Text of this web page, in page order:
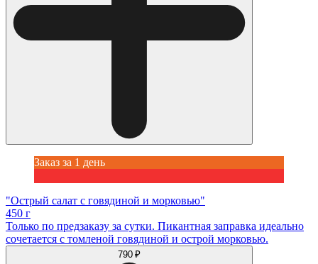
Заказ за 1 день
"Острый салат с говядиной и морковью"
450 г
Только по предзаказу за сутки. Пикантная заправка идеально
сочетается с томленой говядиной и острой морковью.
790 ₽